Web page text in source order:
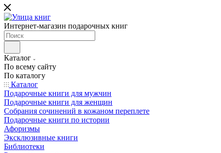
Интернет-магазин подарочных книг
Каталог
По всему сайту
По каталогу
Каталог
Подарочные книги для мужчин
Подарочные книги для женщин
Собрания сочинений в кожаном переплете
Подарочные книги по истории
Афоризмы
Эксклюзивные книги
Библиотеки